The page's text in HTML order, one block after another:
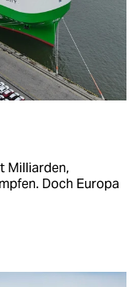
Milliarden,
Doch Europa